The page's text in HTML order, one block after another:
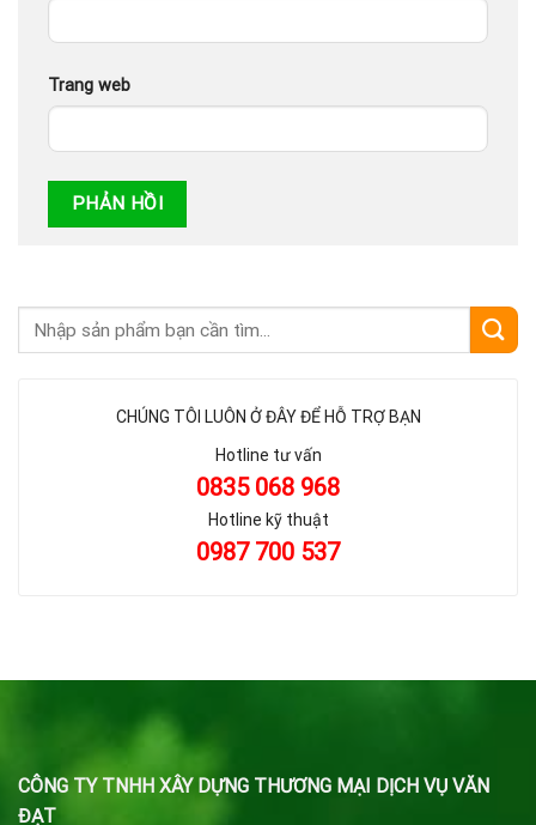
CHÚNG TÔI LUÔN Ở ĐÂY ĐỂ HỖ TRỢ BẠN
Hotline tư vấn
0835 068 968
Hotline kỹ thuật
0987 700 537
Trang web
CÔNG TY TNHH XÂY DỰNG THƯƠNG MẠI DỊCH VỤ VĂN
ĐẠT